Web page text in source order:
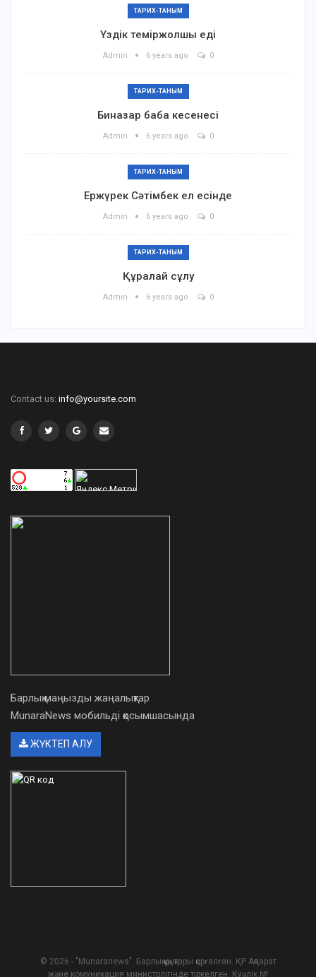
ТАРИХ-ТАНЫМ
Үздік теміржолшы еді
Admin 6 years ago 0
ТАРИХ-ТАНЫМ
Биназар баба кесенесі
Admin 6 years ago 0
ТАРИХ-ТАНЫМ
Ержүрек Сәтімбек ел есінде
Admin 6 years ago 0
ТАРИХ-ТАНЫМ
Құралай сұлу
Admin 6 years ago 0
Contact us: info@yoursite.com
Барлық маңызды жаңалықтар
MunaraNews мобильді қосымшасында
ЖҮКТЕП АЛУ
© 2026 - "Munaranews". Барлық құқықтары қорғалған. ҚР Ақпарат
және комуникация министрлігінде тіркелген. Куәлік №